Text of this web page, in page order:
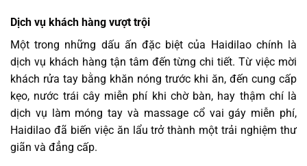
Dịch vụ khách hàng vượt trội
Một trong những dấu ấn đặc biệt của Haidilao chính là
dịch vụ khách hàng tận tâm đến từng chi tiết. Từ việc mời
khách rửa tay bằng khăn nóng trước khi ăn, đến cung cấp
kẹo, nước trái cây miễn phí khi chờ bàn, hay thậm chí là
dịch vụ làm móng tay và massage cổ vai gáy miễn phí,
Haidilao đã biến việc ăn lẩu trở thành một trải nghiệm thư
giãn và đẳng cấp.